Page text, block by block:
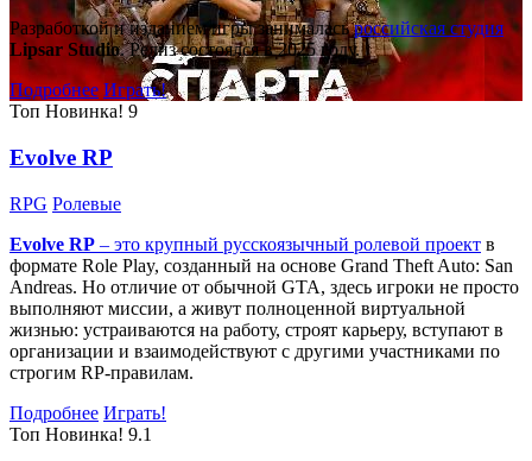
Разработкой и изданием игры занималасьроссийская студия
Lipsar Studio. Релиз состоялся в 2025 году.
Подробнее Играть!
Топ Новинка! 9
Evolve RP
RPG Ролевые
Evolve RP – это крупный русскоязычный ролевой проект в
формате Role Play, созданный на основе Grand Theft Auto: San
Andreas. Но отличие от обычной GTA, здесь игроки не просто
выполняют миссии, а живут полноценной виртуальной
жизнью: устраиваются на работу, строят карьеру, вступают в
организации и взаимодействуют с другими участниками по
строгим RP-правилам.
Подробнее Играть!
Топ Новинка! 9.1